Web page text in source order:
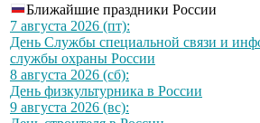
Ближайшие праздники России
7 августа 2026 (пт):
День Службы специальной связи и
службы охраны России
8 августа 2026 (сб):
День физкультурника в России
9 августа 2026 (вс):